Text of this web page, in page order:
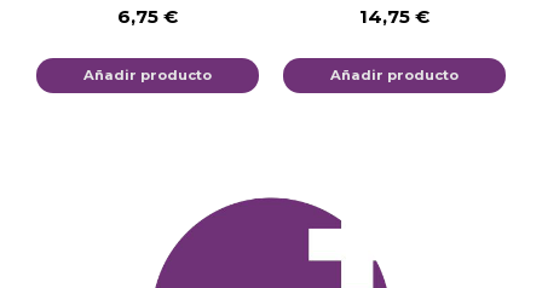
6,75 €
Añadir producto
14,75 €
Añadir producto